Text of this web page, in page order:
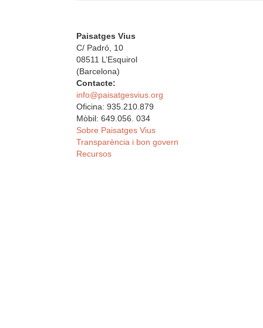
Paisatges Vius
C/ Padró, 10
08511 L’Esquirol
(Barcelona)
Contacte:
info@paisatgesvius.org
Oficina: 935.210.879
Mòbil: 649.056. 034
Sobre Paisatges Vius
Transparència i bon govern
Recursos